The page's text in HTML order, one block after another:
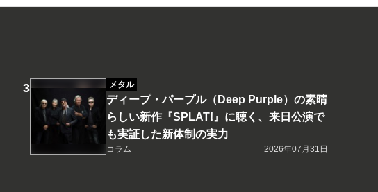
メタル
ディープ・パープル（Deep Purple）の素晴
らしい新作『SPLAT!』に聴く、来日公演で
も実証した新体制の実力
コラム 2026年07月31日